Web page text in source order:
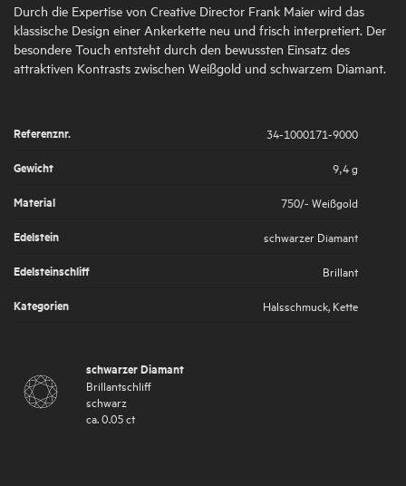
Durch die Expertise von Creative Director Frank Maier wird das
klassische Design einer Ankerkette neu und frisch interpretiert. Der
besondere Touch entsteht durch den bewussten Einsatz des
attraktiven Kontrasts zwischen Weißgold und schwarzem Diamant.
Referenznr.
34-1000171-9000
Gewicht
9,4 g
Material
750/- Weißgold
Edelstein
schwarzer Diamant
Edelsteinschliff
Brillant
Kategorien
Halsschmuck Kette
schwarzer Diamant
Brillantschliff
schwarz
ca. 0.05ct